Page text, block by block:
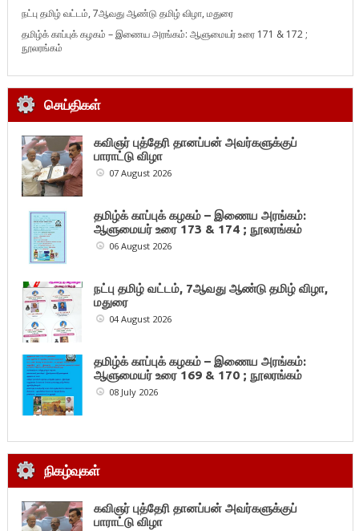
நட்பு தமிழ் வட்டம், 7ஆவது ஆண்டு தமிழ் விழா, மதுரை
தமிழ்க் காப்புக் கழகம் – இணைய அரங்கம்: ஆளுமையர் உரை 171 & 172 ;
நூலரங்கம்
செய்திகள்
கவிஞர் புத்தேரி தானப்பன் அவர்களுக்குப்
பாராட்டு விழா
07 August 2026
தமிழ்க் காப்புக் கழகம் – இணைய அரங்கம்:
ஆளுமையர் உரை 173 & 174 ; நூலரங்கம்
06 August 2026
நட்பு தமிழ் வட்டம், 7ஆவது ஆண்டு தமிழ் விழா,
மதுரை
04 August 2026
தமிழ்க் காப்புக் கழகம் – இணைய அரங்கம்:
ஆளுமையர் உரை 169 & 170 ; நூலரங்கம்
08 July 2026
நிகழ்வுகள்
கவிஞர் புத்தேரி தானப்பன் அவர்களுக்குப்
பாராட்டு விழா